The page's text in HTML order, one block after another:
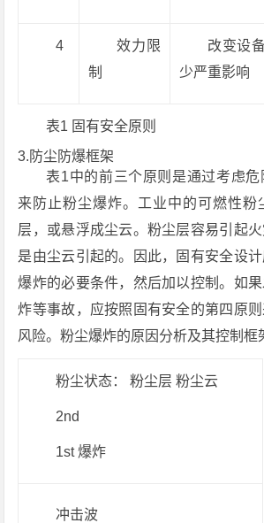
4
效力限
制
改变设
少严重影响
表1 固有安全原则
3.防尘防爆框架
表1中的前三个原则是通过考虑
来防止粉尘爆炸。工业中的可燃性粉
层，或悬浮成尘云。粉尘层容易引起
是由尘云引起的。因此，固有安全设
爆炸的必要条件，然后加以控制。如
炸等事故，应按照固有安全的第四原
风险。粉尘爆炸的原因分析及其控制框
粉尘状态： 粉尘层 粉尘云
2nd
1st 爆炸
冲击波